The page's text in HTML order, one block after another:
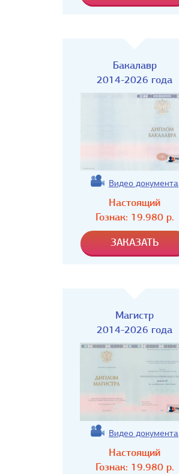
Бакалавр
2014-2026 года
Видео документа
Настоящий
Гознак: 19.980р.
Магистр
2014-2026 года
Видео документа
Настоящий
Гознак: 19.980р.